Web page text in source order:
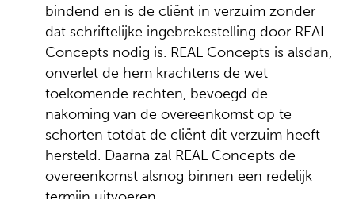
bindend en is de cliënt in verzuim zonder
dat schriftelijke ingebrekestelling door REAL
Concepts nodig is. REAL Concepts is alsdan,
onverlet de hem krachtens de wet
toekomende rechten, bevoegd de
nakoming van de overeenkomst op te
schorten totdat de cliënt dit verzuim heeft
hersteld. Daarna zal REAL Concepts de
overeenkomst alsnog binnen een redelijk